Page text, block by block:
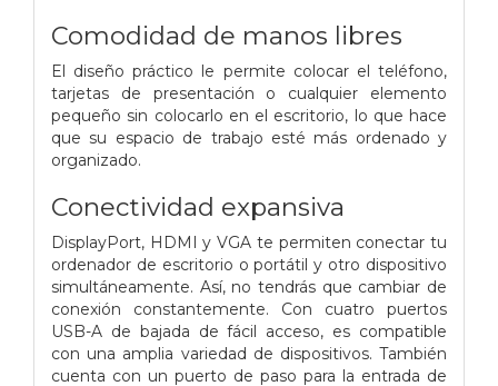
Comodidad de manos libres
El diseño práctico le permite colocar el teléfono,
tarjetas de presentación o cualquier elemento
pequeño sin colocarlo en el escritorio, lo que hace
que su espacio de trabajo esté más ordenado y
organizado.
Conectividad expansiva
DisplayPort, HDMI y VGA te permiten conectar tu
ordenador de escritorio o portátil y otro dispositivo
simultáneamente. Así, no tendrás que cambiar de
conexión constantemente. Con cuatro puertos
USB-A de bajada de fácil acceso, es compatible
con una amplia variedad de dispositivos. También
cuenta con un puerto de paso para la entrada de